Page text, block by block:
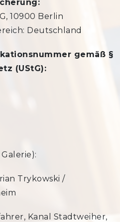
10900 Berlin
Deutschland
gemäß §
(UStG):
Trykowski /
Kanal Stadtweiher,